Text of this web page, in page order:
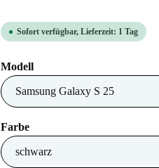
Sofort verfügbar, Lieferzeit: 1 Tag
Modellauswählen
Farbeauswählen